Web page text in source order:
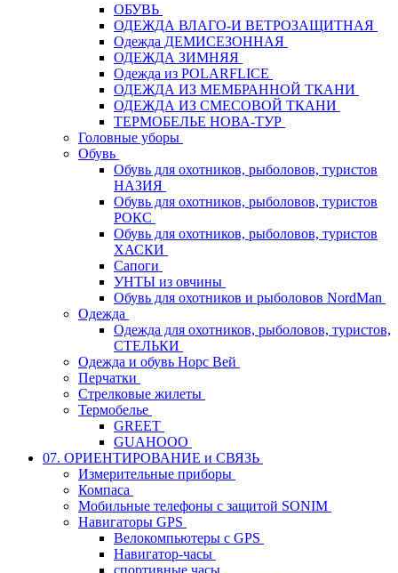
ОБУВЬ
ОДЕЖДА ВЛАГО-И ВЕТРОЗАЩИТНАЯ
Одежда ДЕМИСЕЗОННАЯ
ОДЕЖДА ЗИМНЯЯ
Одежда из POLARFLICE
ОДЕЖДА ИЗ МЕМБРАННОЙ ТКАНИ
ОДЕЖДА ИЗ СМЕСОВОЙ ТКАНИ
ТЕРМОБЕЛЬЕ НОВА-ТУР
Головные уборы
Обувь
Обувь для охотников, рыболовов, туристов
НАЗИЯ
Обувь для охотников, рыболовов, туристов
РОКС
Обувь для охотников, рыболовов, туристов
ХАСКИ
Сапоги
УНТЫ из овчины
Обувь для охотников и рыболовов NordMan
Одежда
Одежда для охотников, рыболовов, туристов,
СТЕЛЬКИ
Одежда и обувь Норс Вей
Перчатки
Стрелковые жилеты
Термобелье
GREET
GUAHOOO
07. ОРИЕНТИРОВАНИЕ и СВЯЗЬ
Измерительные приборы
Компаса
Мобильные телефоны с защитой SONIM
Навигаторы GPS
Велокомпьютеры с GPS
Навигатор-часы
спортивные часы